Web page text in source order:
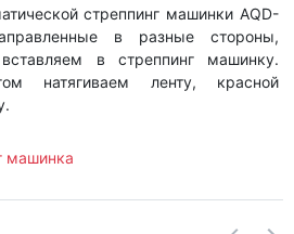
стреппинг машинки AQD-
в разные стороны,
в стреппинг машинку.
натягиваем ленту, красной
машинка